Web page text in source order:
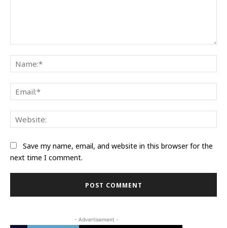
Save my name, email, and website in this browser for the
next time I comment.
- Advertisement -